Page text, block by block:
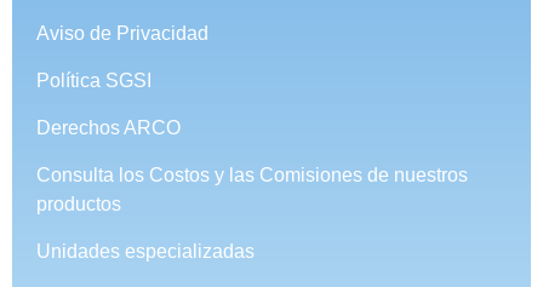
Aviso de Privacidad
Política SGSI
Derechos ARCO
Consulta los Costos y las Comisiones de nuestros
productos
Unidades especializadas